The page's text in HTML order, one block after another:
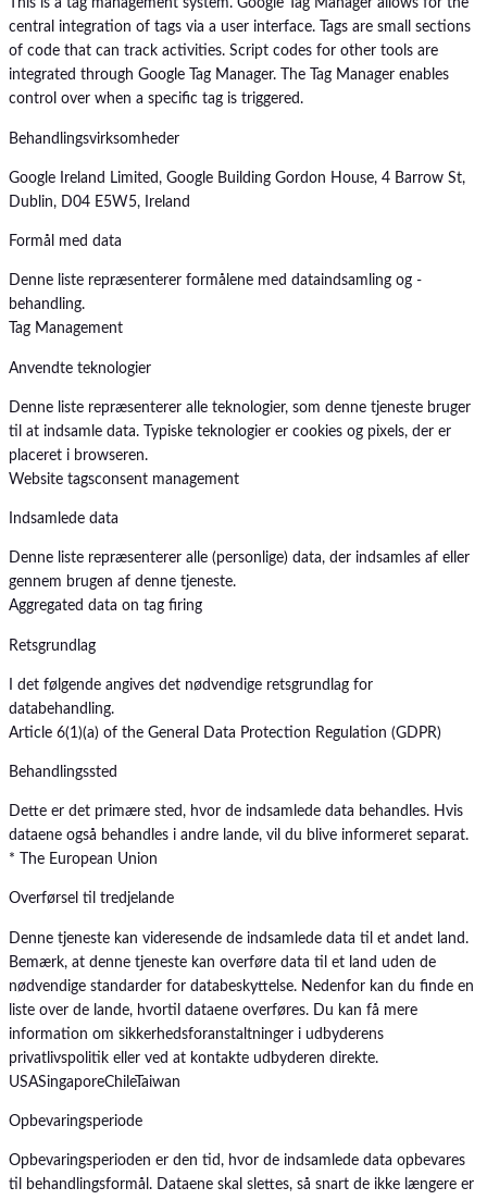
This is a tag management system. Google Tag Manager allows for the
central integration of tags via a user interface. Tags are small sections
of code that can track activities. Script codes for other tools are
integrated through Google Tag Manager. The Tag Manager enables
control over when a specific tag is triggered.
Behandlingsvirksomheder
Google Ireland Limited, Google Building Gordon House, 4 Barrow St,
Dublin, D04 E5W5, Ireland
Formål med data
Denne liste repræsenterer formålene med dataindsamling og -
behandling.
Tag Management
Anvendte teknologier
Denne liste repræsenterer alle teknologier, som denne tjeneste bruger
til at indsamle data. Typiske teknologier er cookies og pixels, der er
placeret i browseren.
Website tagsconsent management
Indsamlede data
Denne liste repræsenterer alle (personlige) data, der indsamles af eller
gennem brugen af denne tjeneste.
Aggregated data on tag firing
Retsgrundlag
I det følgende angives det nødvendige retsgrundlag for
databehandling.
Article 6(1)(a) of the General Data Protection Regulation (GDPR)
Behandlingssted
Dette er det primære sted, hvor de indsamlede data behandles. Hvis
dataene også behandles i andre lande, vil du blive informeret separat.
* The European Union
Overførsel til tredjelande
Denne tjeneste kan videresende de indsamlede data til et andet land.
Bemærk, at denne tjeneste kan overføre data til et land uden de
nødvendige standarder for databeskyttelse. Nedenfor kan du finde en
liste over de lande, hvortil dataene overføres. Du kan få mere
information om sikkerhedsforanstaltninger i udbyderens
privatlivspolitik eller ved at kontakte udbyderen direkte.
USASingaporeChileTaiwan
Opbevaringsperiode
Opbevaringsperioden er den tid, hvor de indsamlede data opbevares
til behandlingsformål. Dataene skal slettes, så snart de ikke længere er